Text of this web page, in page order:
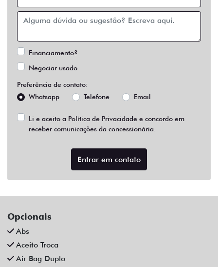
Financiamento?
Negociar usado
Preferência de contato:
Whatsapp
Telefone Email
Li e aceito a Política de Privacidade e concordo em
receber comunicações da concessionária.
Entrar em contato
Opcionais
Abs
Aceito Troca
Air Bag Duplo